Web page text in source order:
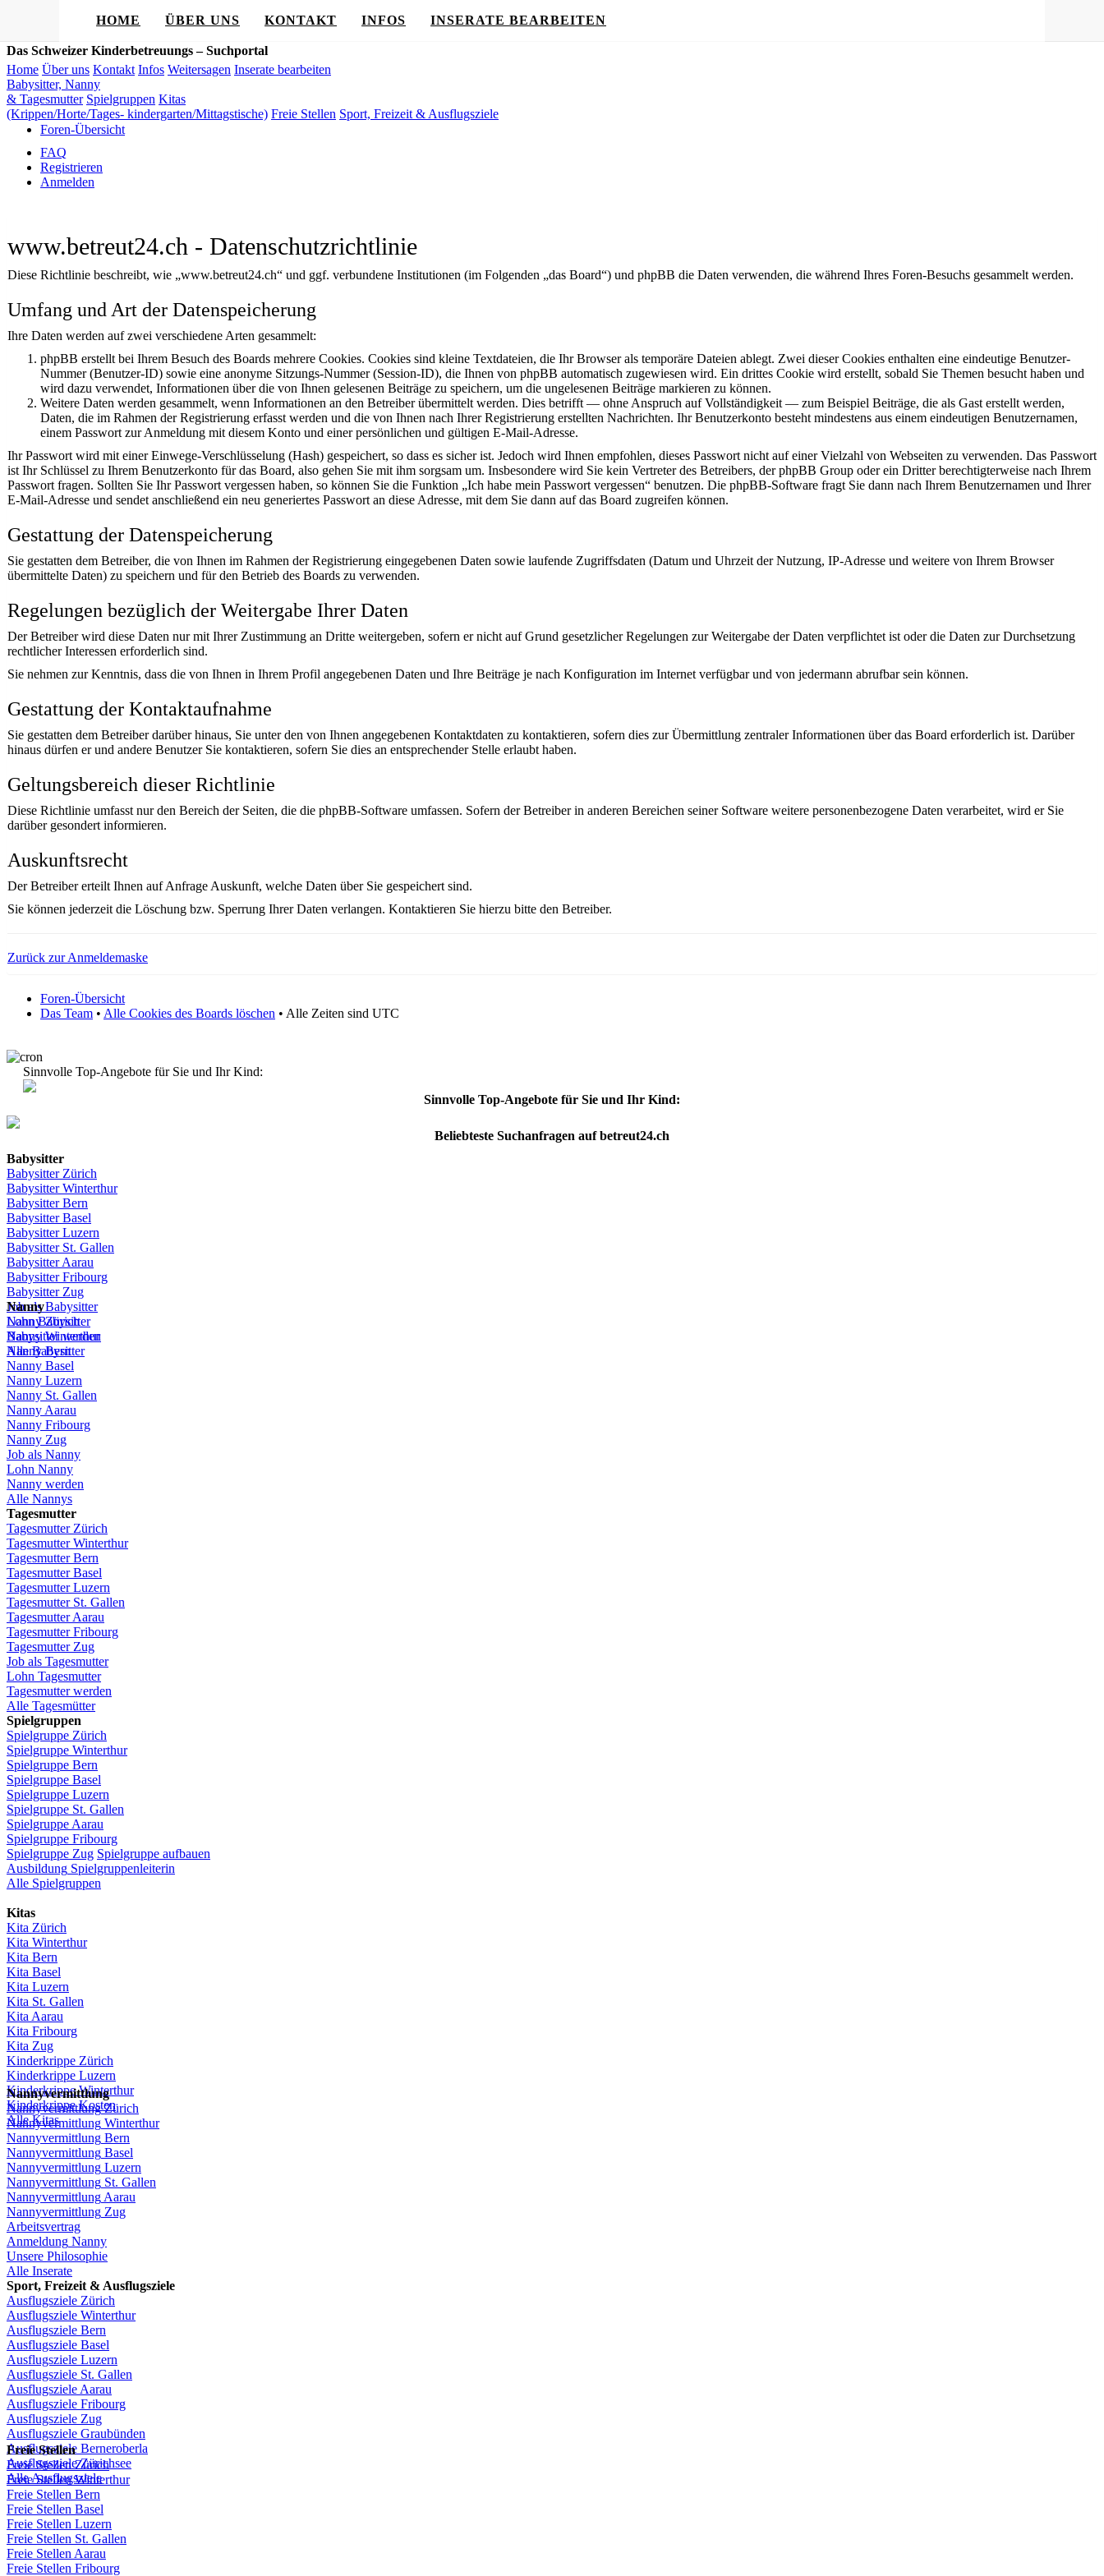
HOME ÜBER UNS KONTAKT INFOS INSERATE BEARBEITEN
Das Schweizer Kinderbetreuungs – Suchportal
Home Über uns Kontakt Infos Weitersagen Inserate bearbeiten
Babysitter, Nanny
& Tagesmutter Spielgruppen Kitas
(Krippen/Horte/Tages- kindergarten/Mittagstische) Freie Stellen Sport, Freizeit & Ausflugsziele
Foren-Übersicht
FAQ
Registrieren
Anmelden
www.betreut24.ch - Datenschutzrichtlinie
Diese Richtlinie beschreibt, wie „www.betreut24.ch“ und ggf. verbundene Institutionen (im Folgenden „das Board“) und phpBB die Daten verwenden, die während Ihres Foren-Besuchs gesammelt werden.
Umfang und Art der Datenspeicherung
Ihre Daten werden auf zwei verschiedene Arten gesammelt:
phpBB erstellt bei Ihrem Besuch des Boards mehrere Cookies. Cookies sind kleine Textdateien, die Ihr Browser als temporäre Dateien ablegt. Zwei dieser Cookies enthalten eine eindeutige Benutzer-
Nummer (Benutzer-ID) sowie eine anonyme Sitzungs-Nummer (Session-ID), die Ihnen von phpBB automatisch zugewiesen wird. Ein drittes Cookie wird erstellt, sobald Sie Themen besucht haben und
wird dazu verwendet, Informationen über die von Ihnen gelesenen Beiträge zu speichern, um die ungelesenen Beiträge markieren zu können.
Weitere Daten werden gesammelt, wenn Informationen an den Betreiber übermittelt werden. Dies betrifft — ohne Anspruch auf Vollständigkeit — zum Beispiel Beiträge, die als Gast erstellt werden,
Daten, die im Rahmen der Registrierung erfasst werden und die von Ihnen nach Ihrer Registrierung erstellten Nachrichten. Ihr Benutzerkonto besteht mindestens aus einem eindeutigen Benutzernamen,
einem Passwort zur Anmeldung mit diesem Konto und einer persönlichen und gültigen E-Mail-Adresse.
Ihr Passwort wird mit einer Einwege-Verschlüsselung (Hash) gespeichert, so dass es sicher ist. Jedoch wird Ihnen empfohlen, dieses Passwort nicht auf einer Vielzahl von Webseiten zu verwenden. Das Passwort
ist Ihr Schlüssel zu Ihrem Benutzerkonto für das Board, also gehen Sie mit ihm sorgsam um. Insbesondere wird Sie kein Vertreter des Betreibers, der phpBB Group oder ein Dritter berechtigterweise nach Ihrem
Passwort fragen. Sollten Sie Ihr Passwort vergessen haben, so können Sie die Funktion „Ich habe mein Passwort vergessen“ benutzen. Die phpBB-Software fragt Sie dann nach Ihrem Benutzernamen und Ihrer
E-Mail-Adresse und sendet anschließend ein neu generiertes Passwort an diese Adresse, mit dem Sie dann auf das Board zugreifen können.
Gestattung der Datenspeicherung
Sie gestatten dem Betreiber, die von Ihnen im Rahmen der Registrierung eingegebenen Daten sowie laufende Zugriffsdaten (Datum und Uhrzeit der Nutzung, IP-Adresse und weitere von Ihrem Browser
übermittelte Daten) zu speichern und für den Betrieb des Boards zu verwenden.
Regelungen bezüglich der Weitergabe Ihrer Daten
Der Betreiber wird diese Daten nur mit Ihrer Zustimmung an Dritte weitergeben, sofern er nicht auf Grund gesetzlicher Regelungen zur Weitergabe der Daten verpflichtet ist oder die Daten zur Durchsetzung
rechtlicher Interessen erforderlich sind.
Sie nehmen zur Kenntnis, dass die von Ihnen in Ihrem Profil angegebenen Daten und Ihre Beiträge je nach Konfiguration im Internet verfügbar und von jedermann abrufbar sein können.
Gestattung der Kontaktaufnahme
Sie gestatten dem Betreiber darüber hinaus, Sie unter den von Ihnen angegebenen Kontaktdaten zu kontaktieren, sofern dies zur Übermittlung zentraler Informationen über das Board erforderlich ist. Darüber
hinaus dürfen er und andere Benutzer Sie kontaktieren, sofern Sie dies an entsprechender Stelle erlaubt haben.
Geltungsbereich dieser Richtlinie
Diese Richtlinie umfasst nur den Bereich der Seiten, die die phpBB-Software umfassen. Sofern der Betreiber in anderen Bereichen seiner Software weitere personenbezogene Daten verarbeitet, wird er Sie
darüber gesondert informieren.
Auskunftsrecht
Der Betreiber erteilt Ihnen auf Anfrage Auskunft, welche Daten über Sie gespeichert sind.
Sie können jederzeit die Löschung bzw. Sperrung Ihrer Daten verlangen. Kontaktieren Sie hierzu bitte den Betreiber.
Zurück zur Anmeldemaske
Foren-Übersicht
Das Team • Alle Cookies des Boards löschen • Alle Zeiten sind UTC
Sinnvolle Top-Angebote für Sie und Ihr Kind:
Sinnvolle Top-Angebote für Sie und Ihr Kind:
Beliebteste Suchanfragen aufbetreut24.ch
Babysitter
Babysitter Zürich
Babysitter Winterthur
Babysitter Bern
Babysitter Basel
BabysitterLuzern
Babysitter St. Gallen
BabysitterAarau
BabysitterFribourg
Babysitter Zug
JobalsBabysitter
LohnBabysitter
Babysitterwerden
Alle Babysitter
Nanny
NannyZürich
Nanny Winterthur
Nanny Bern
Nanny Basel
Nanny Luzern
Nanny St. Gallen
Nanny Aarau
Nanny Fribourg
Nanny Zug
Job als Nanny
Lohn Nanny
Nanny werden
Alle Nannys
Tagesmutter
Tagesmutter Zürich
TagesmutterWinterthur
TagesmutterBern
TagesmutterBasel
Tagesmutter Luzern
TagesmutterSt. Gallen
Tagesmutter Aarau
Tagesmutter Fribourg
Tagesmutter Zug
Job als Tagesmutter
Lohn Tagesmutter
Tagesmutter werden
Alle Tagesmütter
Spielgruppen
Spielgruppe Zürich
Spielgruppe Winterthur
Spielgruppe Bern
Spielgruppe Basel
Spielgruppe Luzern
Spielgruppe St. Gallen
Spielgruppe Aarau
Spielgruppe Fribourg
Spielgruppe Zug Spielgruppe aufbauen
Ausbildung Spielgruppenleiterin
Alle Spielgruppen
Kitas
Kita Zürich
Kita Winterthur
Kita Bern
Kita Basel
Kita Luzern
Kita St. Gallen
Kita Aarau
Kita Fribourg
Kita Zug
Kinderkrippe Zürich
Kinderkrippe Luzern
KinderkrippeWinterthur
Kinderkrippe Kosten
Alle Kitas
Nannyvermittlung
Nannyvermittlung Zürich
Nannyvermittlung Winterthur
Nannyvermittlung Bern
Nannyvermittlung Basel
Nannyvermittlung Luzern
Nannyvermittlung St. Gallen
Nannyvermittlung Aarau
Nannyvermittlung Zug
Arbeitsvertrag
Anmeldung Nanny
Unsere Philosophie
Alle Inserate
Sport, Freizeit & Ausflugsziele
Ausflugsziele Zürich
Ausflugsziele Winterthur
Ausflugsziele Bern
Ausflugsziele Basel
Ausflugsziele Luzern
Ausflugsziele St. Gallen
Ausflugsziele Aarau
Ausflugsziele Fribourg
Ausflugsziele Zug
Ausflugsziele Graubünden
Ausflugsziele Berneroberla
Ausflugsziele Zürichsee
Alle Ausflugsziele
Freie Stellen
Freie Stellen Zürich
Freie StellenWinterthur
Freie Stellen Bern
Freie Stellen Basel
Freie Stellen Luzern
Freie Stellen St. Gallen
Freie Stellen Aarau
Freie Stellen Fribourg